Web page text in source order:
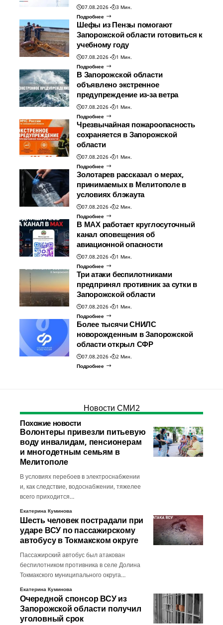
07.08.2026
3 Мин.
Подробнее
Шефы из Пензы помогают
Запорожской области готовиться к
учебному году
07.08.2026
1 Мин.
Подробнее
В Запорожской области
объявлено экстренное
предупреждение из-за ветра
07.08.2026
1 Мин.
Подробнее
Чрезвычайная пожароопасность
сохраняется в Запорожской
области
07.08.2026
1 Мин.
Подробнее
Золотарев рассказал о мерах,
принимаемых в Мелитополе в
условиях блэкаута
07.08.2026
2 Мин.
Подробнее
В МАХ работает круглосуточный
канал оповещения об
авиационной опасности
07.08.2026
1 Мин.
Подробнее
Три атаки беспилотниками
предпринял противник за сутки в
Запорожской области
07.08.2026
1 Мин.
Подробнее
Более тысячи СНИЛС
новорожденным в Запорожской
области открыл СФР
07.08.2026
2 Мин.
Подробнее
Новости СМИ2
Похожие новости
Волонтеры привезли питьевую
воду инвалидам, пенсионерам
и многодетным семьям в
Мелитополе
В условиях перебоев в электроснабжении
и, как следствие, водоснабжении, тяжелее
всего приходится…
Екатерина Куминова
Шесть человек пострадали при
ударе ВСУ по пассажирскому
автобусу в Токмакском округе
Пассажирский автобус был атакован
беспилотником противника в селе Долина
Токмакского муниципального округа…
Екатерина Куминова
Очередной спонсор ВСУ из
Запорожской области получил
уголовный срок